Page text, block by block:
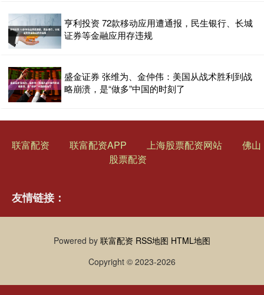
亨利投资 72款移动应用遭通报，民生银行、长城
证券等金融应用存违规
盛金证券 张维为、金仲伟：美国从战术胜利到战
略崩溃，是“做多”中国的时刻了
联富配资 联富配资APP 上海股票配资网站
佛山
股票配资
友情链接：
Powered by 联富配资 RSS地图 HTML地图
Copyright © 2023-2026